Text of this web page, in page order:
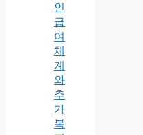
인
급
여
체
계
와
추
가
복